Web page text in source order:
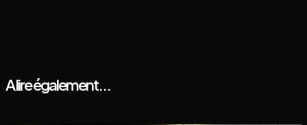
A lire également...